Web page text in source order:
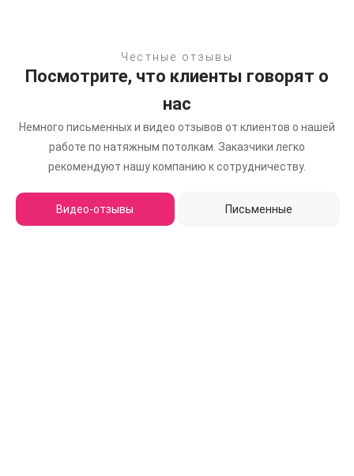
Честные отзывы
Посмотрите, что клиенты говорят о
нас
Немного письменных и видео отзывов от клиентов о нашей
работе по натяжным потолкам. Заказчики легко
рекомендуют нашу компанию к сотрудничеству.
Видео-отзывы Письменные